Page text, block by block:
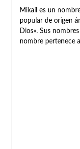
Mikail es un
popular de origen
Dios». Sus
nombre pertenece